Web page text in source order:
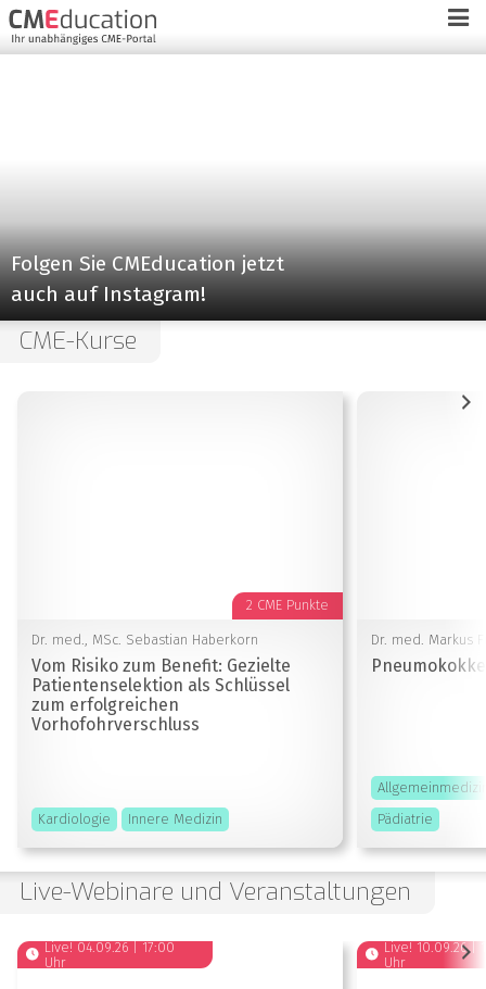
Folgen Sie CMEducation jetzt
auch auf Instagram!
CME-Kurse
2 CME Punkte
Dr. med., MSc. Sebastian Haberkorn
Vom Risiko zum Benefit: Gezielte
Patientenselektion als Schlüssel
zum erfolgreichen
Vorhofohrverschluss
Kardiologie Innere Medizin
Dr. med. Markus
Pädiatrie
Live-Webinare und Veranstaltungen
Live! 04.09.26 | 17:00
Uhr
Live! 10.09.26 |
Uhr